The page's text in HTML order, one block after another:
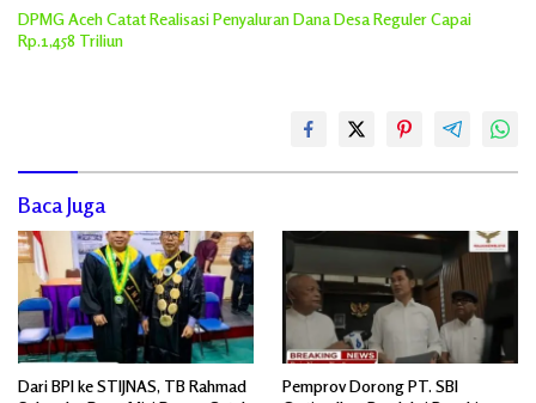
DPMG Aceh Catat Realisasi Penyaluran Dana Desa Reguler Capai
Rp.1,458 Triliun
Baca Juga
Dari BPI ke STIJNAS, TB Rahmad
Pemprov Dorong PT. SBI